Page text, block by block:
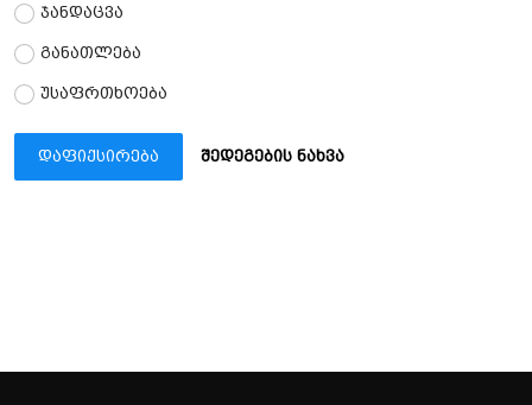
ჯანდაცვა
განათლება
უსაფრთხოება
დაფიქსირება შედეგების ნახვა